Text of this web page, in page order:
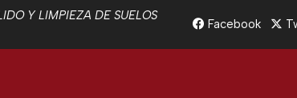
Y LIMPIEZA DE SUELOS
Facebook